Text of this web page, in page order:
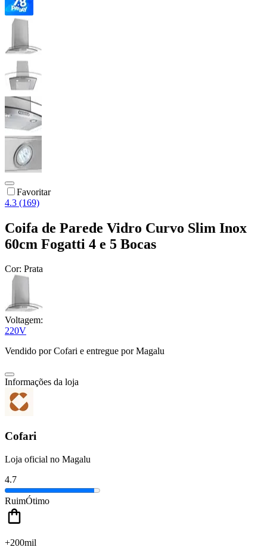
Favoritar
4.3 (169)
Coifa de Parede Vidro Curvo Slim Inox
60cm Fogatti 4 e 5 Bocas
Cor: Prata
Voltagem:
220V
Vendido porCofari e entregue por Magalu
Informações da loja
Cofari
Loja oficial no Magalu
4.7
RuimÓtimo
+200mil